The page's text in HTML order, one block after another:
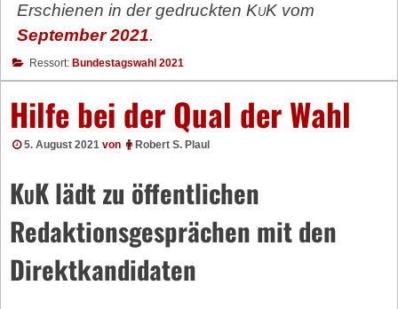
Erschienen in der gedruckten KuKvom
September 2021.
Ressort: Bundestagswahl 2021
Hilfe bei der Qual der Wahl
5. August 2021 von Robert S. Plaul
KuKlädt zu öffentlichen
Redaktionsgesprächen mit den
Direktkandidaten